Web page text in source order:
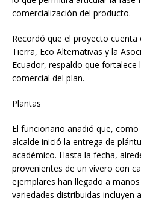
comercialización del producto.
Recordó que el proyecto cuenta
Tierra, Eco Alternativas y la
Ecuador, respaldo que fortalece
comercial del plan.
Plantas
El funcionario añadió que,
alcalde inició la entrega de
académico. Hasta la fecha,
provenientes de un vivero con
ejemplares han llegado a
variedades distribuidas incluyen